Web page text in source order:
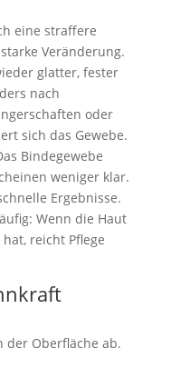
eine straffere
Veränderung.
glatter, fester
nach
oder
sich das Gewebe.
Bindegewebe
weniger klar.
Ergebnisse.
Wenn die Haut
reicht Pflege
der Oberfläche ab.